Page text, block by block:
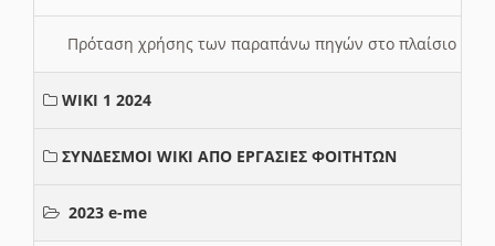
Πρόταση χρήσης των παραπάνω πηγών στο πλαίσιο
WIKI 1 2024
ΣΥΝΔΕΣΜΟΙ WIKI ΑΠΟ ΕΡΓΑΣΙΕΣ ΦΟΙΤΗΤΩΝ
2023 e-me